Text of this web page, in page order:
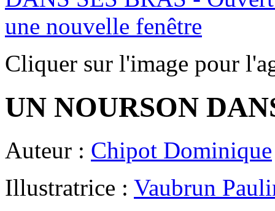
Cliquer sur l'image pour
UN NOURSON
Auteur : Chipot Dominique
Illustratrice : Vaubrun